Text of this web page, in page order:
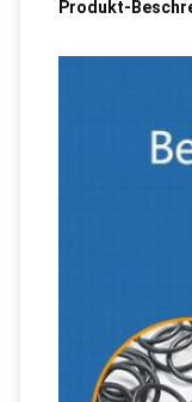
Produkt-